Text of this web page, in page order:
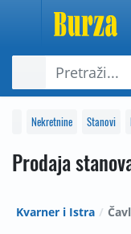
Nekretnine Stanovi
Prodaja
Kvarner i Istra